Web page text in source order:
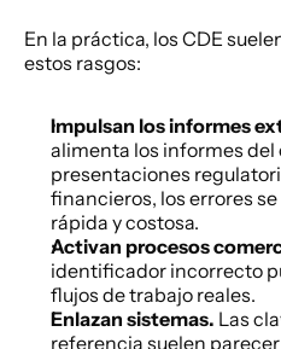
En la práctica, los CDE
estos rasgos:
Impulsan los informes
alimenta los informes del
presentaciones
financieros, los errores
rápida y costosa.
Activan procesos
identificador incorrecto
flujos de trabajo reales.
Enlazan sistemas. Las
referencia suelen